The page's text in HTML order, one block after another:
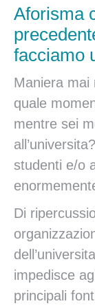
Aforisma
facciamo
Maniera mai
quale
mentre sei
all’universita?
studenti e/o
Di
impedisce
principali